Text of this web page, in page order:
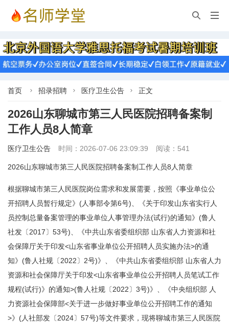


首页  招录招聘  医疗卫生公告  正文
2026山东聊城市第三人民医院招聘备案制
工作人员8人简章
医疗卫生公告 时间：2026-07-06 23:09:39 阅读：541
2026山东聊城市第三人民医院招聘备案制工作人员8人简章
根据聊城市第三人民医院岗位需求和发展需要，按照《事业单位公
开招聘人员暂行规定》(人事部令第6号)、《关于印发山东省实行人
员控制总量备案管理的事业单位人事管理办法(试行)的通知》(鲁人
社发〔2017〕53号)、《中共山东省委组织部 山东省人力资源和社
会保障厅关于印发<山东省事业单位公开招聘人员实施办法>的通
知》(鲁人社规〔2022〕2号)》、《中共山东省委组织部 山东省人力
资源和社会保障厅关于印发<山东省事业单位公开招聘人员笔试工作
规程(试行)》的通知>(鲁人社规〔2022〕3号)》、《中央组织部 人
力资源社会保障部<关于进一步做好事业单位公开招聘工作的通知
>》(人社部发〔2024〕57号)等文件要求，现将聊城市第三人民医院